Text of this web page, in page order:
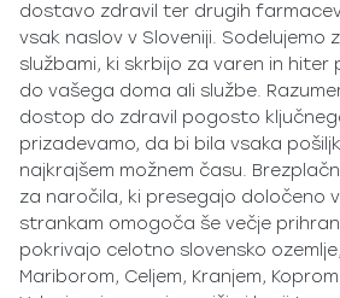
dostavo zdravil ter drugih
vsak naslov v Sloveniji. Sodelujemo
službami, ki skrbijo za varen in hiter
do vašega doma ali službe.
dostop do zdravil pogosto
prizadevamo, da bi bila vsaka
najkrajšem možnem času.
za naročila, ki presegajo določeno
strankam omogoča še večje
pokrivajo celotno slovensko
Mariborom, Celjem, Kranjem,